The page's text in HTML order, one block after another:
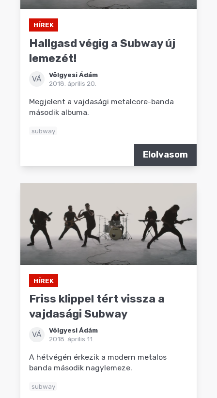
HÍREK
Hallgasd végig a Subway új
lemezét!
VÁ
Völgyesi Ádám
2018. április 20.
Megjelent a vajdasági metalcore-banda
második albuma.
subway
Elolvasom
HÍREK
Friss klippel tért vissza a
vajdasági Subway
VÁ
Völgyesi Ádám
2018. április 11.
A hétvégén érkezik a modern metalos
banda második nagylemeze.
subway